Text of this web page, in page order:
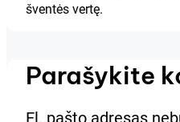
šventės vertę.
Parašykite
El. pašto adresas